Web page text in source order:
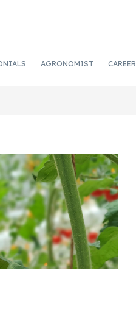
AGRONOMIST CAREER